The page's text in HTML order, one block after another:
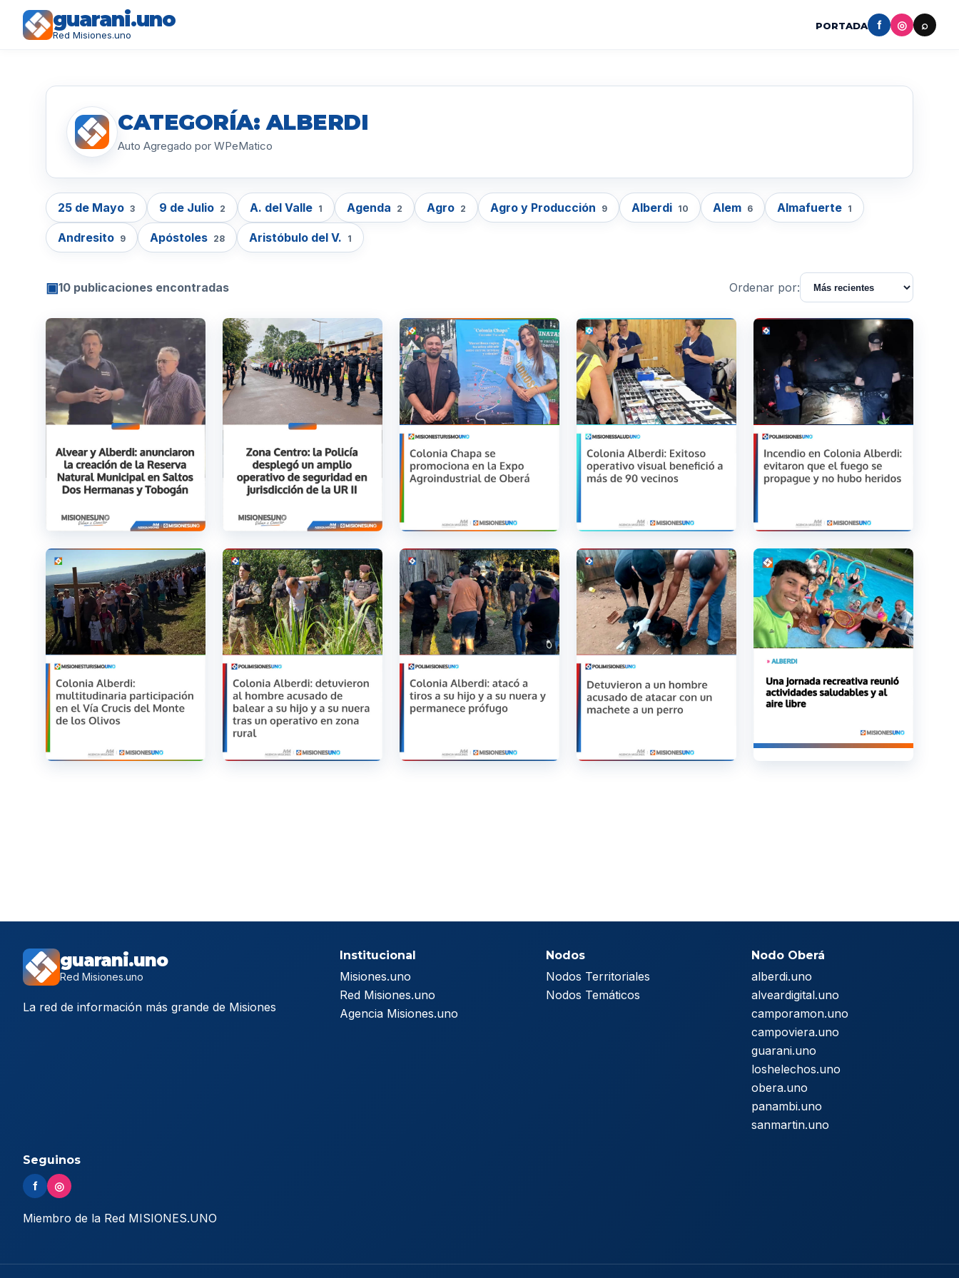
guarani.uno
Red Misiones.uno
PORTADA f ◎ ⌕
CATEGORÍA: ALBERDI
Auto Agregado por WPeMatico
25 de Mayo 3 9 de Julio 2 A. del Valle 1 Agenda 2 Agro 2 Agro y Producción 9 Alberdi 10 Alem 6 Almafuerte 1
Andresito 9 Apóstoles 28 Aristóbulo del V. 1
▣10 publicaciones encontradas Ordenar por:
guarani.uno
Red Misiones.uno
La red de información más grande de Misiones
Institucional
Misiones.uno
Red Misiones.uno
Agencia Misiones.uno
Nodos
Nodos Territoriales
Nodos Temáticos
Nodo Oberá
alberdi.uno
alveardigital.uno
camporamon.uno
campoviera.uno
guarani.uno
loshelechos.uno
obera.uno
panambi.uno
sanmartin.uno
Seguinos
f ◎
Miembro de la Red MISIONES.UNO